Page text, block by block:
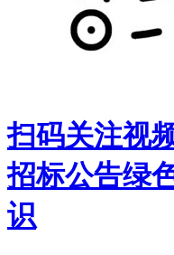
扫码关注视
招标公告绿
识